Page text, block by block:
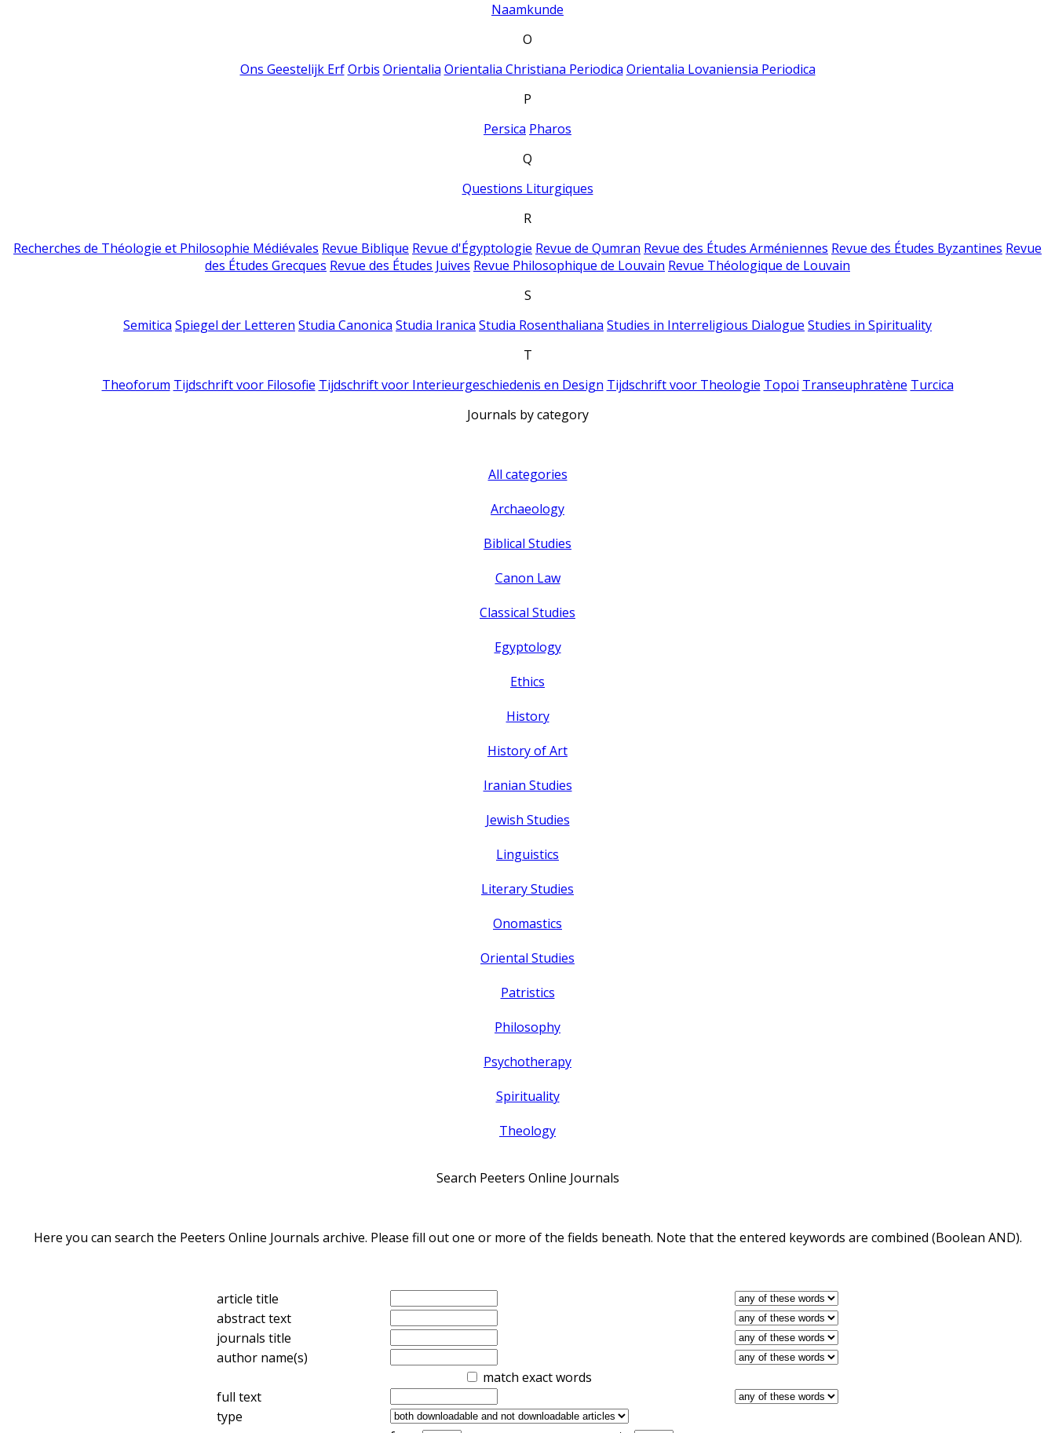
Naamkunde
O
Ons Geestelijk Erf Orbis Orientalia Orientalia Christiana Periodica Orientalia Lovaniensia Periodica
P
Persica Pharos
Q
Questions Liturgiques
R
Recherches de Théologie et Philosophie Médiévales Revue Biblique Revue d'Égyptologie Revue de Qumran Revue des Études Arméniennes Revue des Études Byzantines Revue
des Études Grecques Revue des Études Juives Revue Philosophique de Louvain Revue Théologique de Louvain
S
Semitica Spiegel der Letteren Studia Canonica Studia Iranica Studia Rosenthaliana Studies in Interreligious Dialogue Studies in Spirituality
T
Theoforum Tijdschrift voor Filosofie Tijdschrift voor Interieurgeschiedenis en Design Tijdschrift voor Theologie Topoi Transeuphratène Turcica
Journals by category
All categories
Archaeology
Biblical Studies
Canon Law
Classical Studies
Egyptology
Ethics
History
History of Art
Iranian Studies
Jewish Studies
Linguistics
Literary Studies
Onomastics
Oriental Studies
Patristics
Philosophy
Psychotherapy
Spirituality
Theology
Search Peeters Online Journals
Here you can search the Peeters Online Journals archive. Please fill out one or more of the fields beneath. Note that the entered keywords are combined (Boolean AND).
article title
abstract text
journals title
author name(s)
match exact words
full text
type